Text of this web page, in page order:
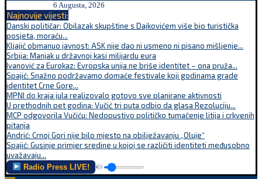
6 Augusta, 2026
Najnovije vijesti:
Danski političar: Obilazak skupštine s Dajkovićem više bio turistička
posjeta, moraću...
Kljajić obmanuo javnost: ASK nije dao ni usmeno ni pisano mišljenje...
Srbija: Manjak u državnoj kasi milijardu eura
Ivanović za Eurokaz: Evropska unija ne briše identitet – ona pruža...
Spajić: Snažno podržavamo domaće festivale koji godinama grade
identitet Crne Gore...
MPNI do kraja jula realizovalo gotovo sve planirane aktivnosti
U prethodnih pet godina: Vučić tri puta odbio da glasa Rezoluciju...
MCP odgovorila Vučiću: Nedopustivo političko tumačenje litija i crkvenih
pitanja
Andrić: Crnoj Gori nije bilo mjesto na obilježavanju „Oluje“
Spajić: Gusinje primjer sredine u kojoj se različiti identiteti međusobno
uvažavaju...
Radio Press LIVE!